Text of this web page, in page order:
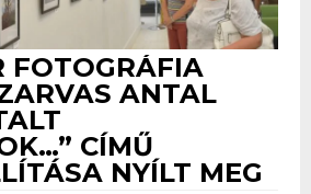
FOTOGRÁFIA
ANTAL
CÍMŰ
NYÍLT MEG